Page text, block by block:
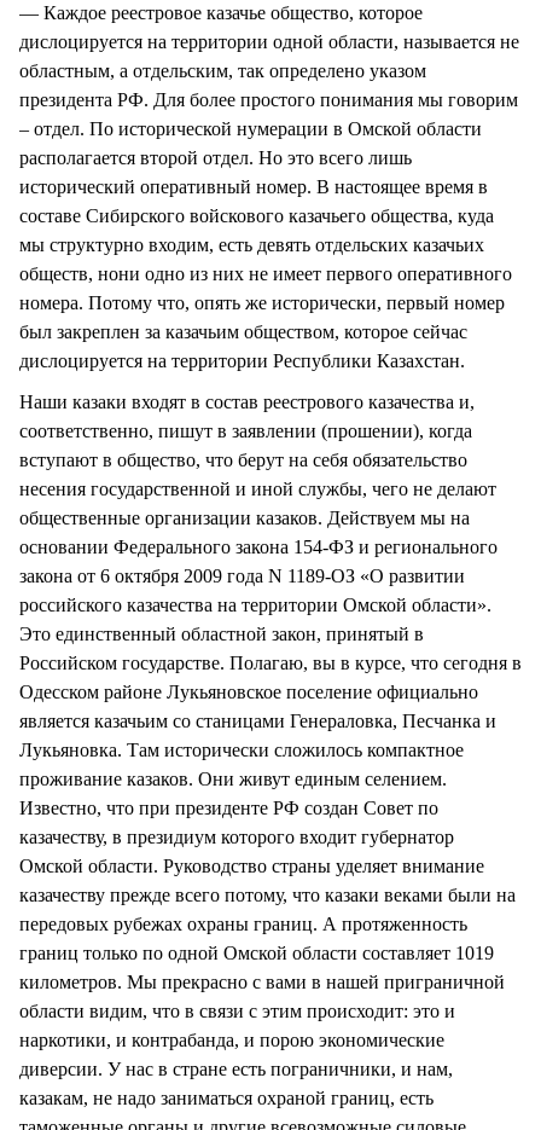
— Каждое реестровое казачье общество, которое
дислоцируется на территории одной области, называется не
областным, а отдельским, так определено указом
президента РФ. Для более простого понимания мы говорим
– отдел. По исторической нумерации в Омской области
располагается второй отдел. Но это всего лишь
исторический оперативный номер. В настоящее время в
составе Сибирского войскового казачьего общества, куда
мы структурно входим, есть девять отдельских казачьих
обществ, нони одно из них не имеет первого оперативного
номера. Потому что, опять же исторически, первый номер
был закреплен за казачьим обществом, которое сейчас
дислоцируется на территории Республики Казахстан.
Наши казаки входят в состав реестрового казачества и,
соответственно, пишут в заявлении (прошении), когда
вступают в общество, что берут на себя обязательство
несения государственной и иной службы, чего не делают
общественные организации казаков. Действуем мы на
основании Федерального закона 154-ФЗ и регионального
закона от 6 октября 2009 года N 1189-ОЗ «О развитии
российского казачества на территории Омской области».
Это единственный областной закон, принятый в
Российском государстве. Полагаю, вы в курсе, что сегодня в
Одесском районе Лукьяновское поселение официально
является казачьим со станицами Генераловка, Песчанка и
Лукьяновка. Там исторически сложилось компактное
проживание казаков. Они живут единым селением.
Известно, что при президенте РФ создан Совет по
казачеству, в президиум которого входит губернатор
Омской области. Руководство страны уделяет внимание
казачеству прежде всего потому, что казаки веками были на
передовых рубежах охраны границ. А протяженность
границ только по одной Омской области составляет 1019
километров. Мы прекрасно с вами в нашей приграничной
области видим, что в связи с этим происходит: это и
наркотики, и контрабанда, и порою экономические
диверсии. У нас в стране есть пограничники, и нам,
казакам, не надо заниматься охраной границ, есть